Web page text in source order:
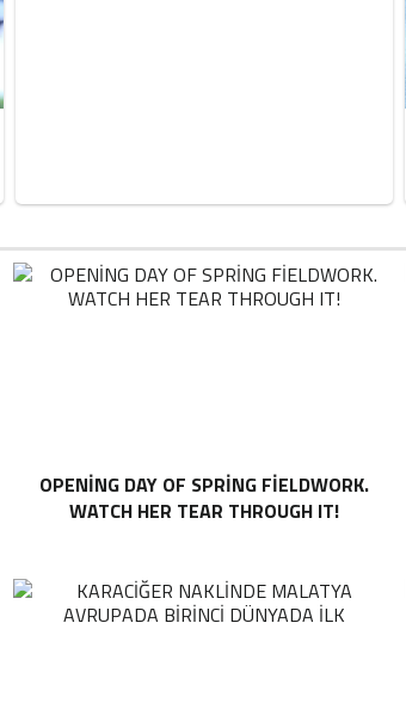
OPENING DAY OF SPRING FIELDWORK.
WATCH HER TEAR THROUGH IT!